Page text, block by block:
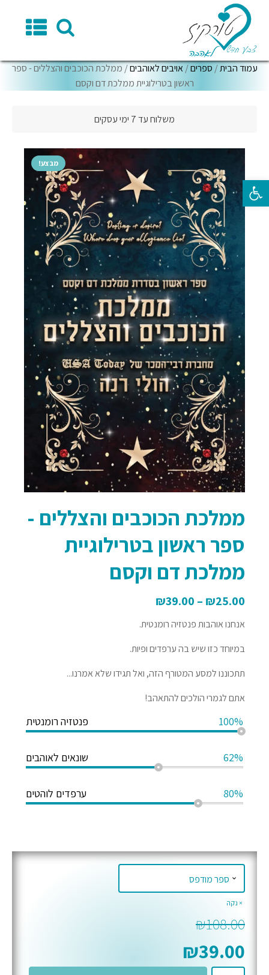
פתח סרגל נגישות
עמוד הבית/ ספרים/אויבים לאוהבים/ ממלכת הכוכבים והצללים - ספר
ראשון בטרילוגיית ממלכת דם וקסם
משלוח עד 7 ימי עסקים
מבצע!
ממלכת הכוכבים והצללים -
ספר ראשון בטרילוגיית
ממלכת דם וקסם
₪25.00
–
₪39.00
אנחנו אוהבות פנטזיה רומנטית.
במיוחד כזו שיש בה ערפדים ופיות.
תתכוננו למסע המטורף הזה, ואל תגידו שלא אמרנו...
אתם לגמרי הולכים להתאהב!
פנטזיה רומנטית 100%
שונאים לאוהבים 62%
ערפדים לוהטים 80%
נקה
₪108.00
₪39.00